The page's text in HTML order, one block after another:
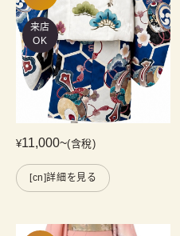
来店
OK
¥11,000~(含稅)
[cn]詳細を見る